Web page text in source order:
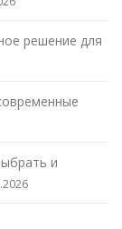
решение для
и